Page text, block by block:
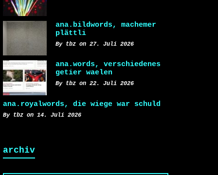
ana.bildwords, machemer
plättli
By tbz on 27. Juli 2026
ana.words, verschiedenes
getier waelen
By tbz on 22. Juli 2026
ana.royalwords, die wiege war schuld
By tbz on 14. Juli 2026
archiv